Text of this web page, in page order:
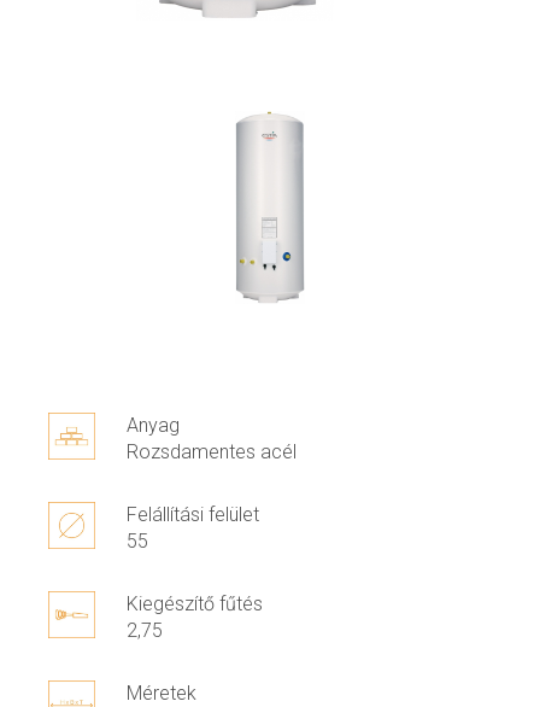
Anyag
Rozsdamentes acél
Felállítási felület
55
Kiegészítő fűtés
2,75
Méretek